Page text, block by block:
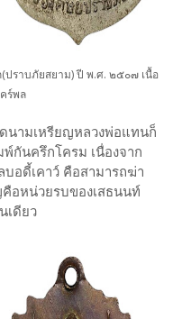
ปราบภัยสยาม) ปี พ.ศ. ๒๕๐๗ เนื้อ
ร์พล
ามเหรียญหลวงพ่อแทนก็
กันครึกโครม เนื่องจาก
อดี้เคาว์ คือสามารถฆ่า
อหน่วยรบของเสธนนท์
เดียว